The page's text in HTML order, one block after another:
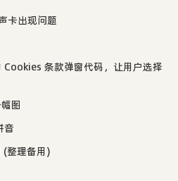
卡出现问题
条款弹窗代码，让用户选择
图
音
整理备用)